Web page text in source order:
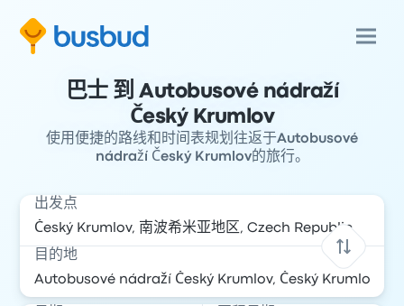
巴士 到 Autobusové nádraží
Český Krumlov
使用便捷的路线和时间表规划往返于Autobusové
nádraží Český Krumlov的旅行。
出发点
目的地